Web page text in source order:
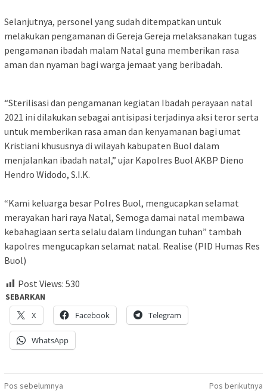
Selanjutnya, personel yang sudah ditempatkan untuk
melakukan pengamanan di Gereja Gereja melaksanakan tugas
pengamanan ibadah malam Natal guna memberikan rasa
aman dan nyaman bagi warga jemaat yang beribadah.
“Sterilisasi dan pengamanan kegiatan Ibadah perayaan natal
2021 ini dilakukan sebagai antisipasi terjadinya aksi teror serta
untuk memberikan rasa aman dan kenyamanan bagi umat
Kristiani khususnya di wilayah kabupaten Buol dalam
menjalankan ibadah natal,” ujar Kapolres Buol AKBP Dieno
Hendro Widodo, S.I.K.
“Kami keluarga besar Polres Buol, mengucapkan selamat
merayakan hari raya Natal, Semoga damai natal membawa
kebahagiaan serta selalu dalam lindungan tuhan” tambah
kapolres mengucapkan selamat natal. Realise (PID Humas Res
Buol)
Post Views: 530
SEBARKAN
X
Facebook Telegram
WhatsApp
Pos sebelumnya Pos berikutnya